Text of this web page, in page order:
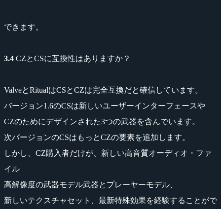
できます。
3.4 CZとCSに互換性はありますか？
ValveとRitualはCSとCZは完全互換だと確信しています。
バージョン1.6のCSは新しいユーザーインターフェースや
CZのためにデザインされた3つの武器を含んでいます。
次バージョンのCSはもっとCZの要素を追加します。
しかし、CZ購入者だけが、新しい高音質オーディオ・ファ
イル
高解像度の武器モデル武器とプレーヤーモデル、
新しいテクスチャセット、最新特殊効果を経験することがで